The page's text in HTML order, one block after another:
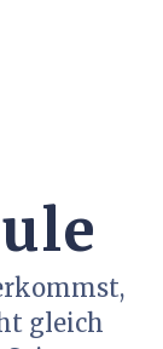
gleich